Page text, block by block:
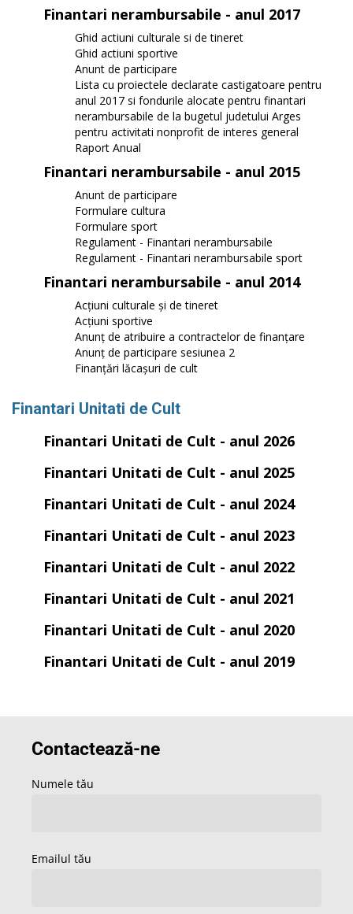
Finantari nerambursabile - anul 2017
Ghid actiuni culturale si de tineret
Ghid actiuni sportive
Anunt de participare
Lista cu proiectele declarate castigatoare pentru
anul 2017 si fondurile alocate pentru finantari
nerambursabile de la bugetul judetului Arges
pentru activitati nonprofit de interes general
Raport Anual
Finantari nerambursabile - anul 2015
Anunt de participare
Formulare cultura
Formulare sport
Regulament - Finantari nerambursabile
Regulament - Finantari nerambursabile sport
Finantari nerambursabile - anul 2014
Acțiuni culturale și de tineret
Acțiuni sportive
Anunț de atribuire a contractelor de finanțare
Anunț de participare sesiunea 2
Finanțări lăcașuri de cult
Finantari Unitati de Cult
Finantari Unitati de Cult - anul 2026
Finantari Unitati de Cult - anul 2025
Finantari Unitati de Cult - anul 2024
Finantari Unitati de Cult - anul 2023
Finantari Unitati de Cult - anul 2022
Finantari Unitati de Cult - anul 2021
Finantari Unitati de Cult - anul 2020
Finantari Unitati de Cult - anul 2019